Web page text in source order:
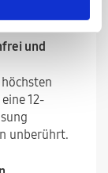
und
12-
unberührt.